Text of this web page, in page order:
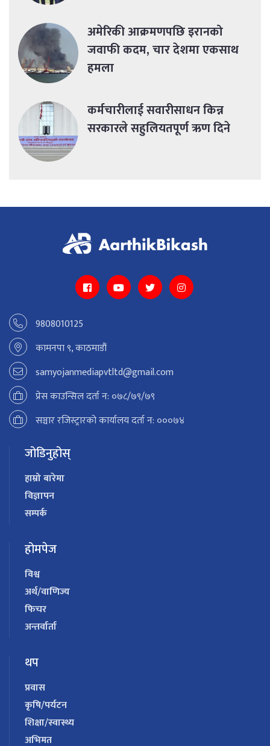
अमेरिकी आक्रमणपछि इरानको
जवाफी कदम, चार देशमा एकसाथ
हमला
कर्मचारीलाई सवारीसाधन किन्न
सरकारले सहुलियतपूर्ण ऋण दिने
9808010125
कामनपा ९, काठमाडौं
samyojanmediapvtltd@gmail.com
प्रेस काउन्सिल दर्ता न: ०७८/७९/७९
सञ्चार रजिस्ट्रारको कार्यालय दर्ता न: ०००७४
जोडिनुहोस्
हाम्रो बारेमा
विज्ञापन
सम्पर्क
होमपेज
विश्व
अर्थ/वाणिज्य
फिचर
अन्तर्वार्ता
थप
प्रवास
कृषि/पर्यटन
शिक्षा/स्वास्थ्य
अभिमत